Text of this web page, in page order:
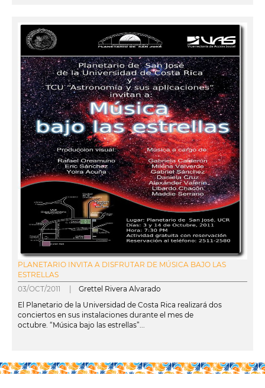
PLANETARIO INVITA A DISFRUTAR DE MÚSICA BAJO LAS
ESTRELLAS
03/OCT/2011 | Grettel Rivera Alvarado
El Planetario de la Universidad de Costa Rica realizará dos
conciertos en sus instalaciones durante el mes de
octubre. “Música bajo las estrellas”...